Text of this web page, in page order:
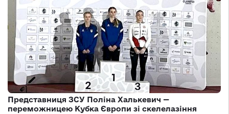
Представниця ЗСУ Поліна Халькевич —
переможницею Кубка Європи зі скелелазіння